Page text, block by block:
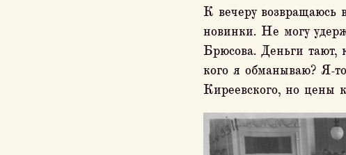
К вечеру возвращаюсь
новинки. Не могу
Брюсова. Деньги тают,
кого я обманываю? Я-
Киреевского, но цены